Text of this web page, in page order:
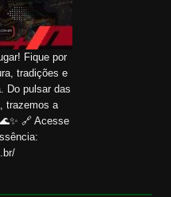
Fique por
tradições e
Do pulsar das
trazemos a
🔗 Acesse